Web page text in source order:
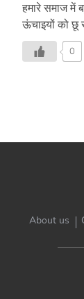
हमारे समाज में बहुत से ऐसे
ऊंचाइयों को छू
कहानियां-
0
About us